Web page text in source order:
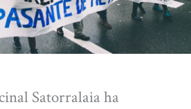
Satorralaia ha